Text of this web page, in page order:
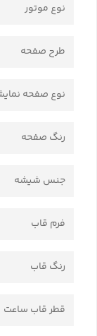
نوع موتور
طرح صفحه
نوع صفحه
رنگ صفحه
جنس شیشه
فرم قاب
رنگ قاب
قطر قاب ساعت